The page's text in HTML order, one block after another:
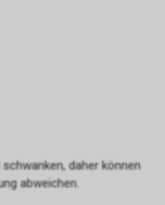
schwanken, daher können
abweichen.